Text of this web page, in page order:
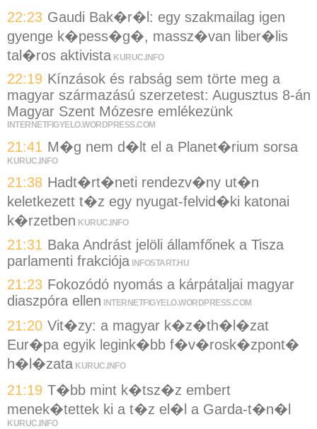
22:23 Gaudi Bak�r�l: egy szakmailag igen
gyenge k�pess�g�, massz�van liber�lis
tal�ros aktivista KURUC.INFO
22:19 Kínzások és rabság sem törte meg a
magyar származású szerzetest: Augusztus 8-án
Magyar Szent Mózesre emlékezünk
INTERNETFIGYELO.WORDPRESS.COM
21:41 M�g nem d�lt el a Planet�rium sorsa
KURUC.INFO
21:38 Hadt�rt�neti rendezv�ny ut�n
keletkezett t�z egy nyugat-felvid�ki katonai
k�rzetben KURUC.INFO
21:31 Baka Andrást jelöli államfőnek a Tisza
parlamenti frakciója INFOSTART.HU
21:23 Fokozódó nyomás a kárpátaljai magyar
diaszpóra ellen INTERNETFIGYELO.WORDPRESS.COM
21:20 Vit�zy: a magyar k�z�th�l�zat
Eur�pa egyik legink�bb f�v�rosk�zpont�
h�l�zata KURUC.INFO
21:19 T�bb mint k�tsz�z embert
menek�tettek ki a t�z el�l a Garda-t�n�l
KURUC.INFO